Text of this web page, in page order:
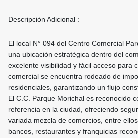
Descripción Adicional :
El local N° 094 del Centro Comercial
una ubicación estratégica dentro del
excelente visibilidad y fácil acceso para
comercial se encuentra rodeado de
residenciales, garantizando un flujo
El C.C. Parque Morichal es reconocido
referencia en la ciudad, ofreciendo
variada mezcla de comercios, entre
bancos, restaurantes y franquicias